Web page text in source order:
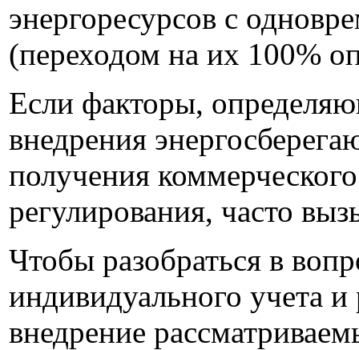
энергоресурсов с
(переходом на их 100%
Если факторы,
внедрения
получения
регулирования, часто
Чтобы разобраться в
индивидуального учета
внедрение